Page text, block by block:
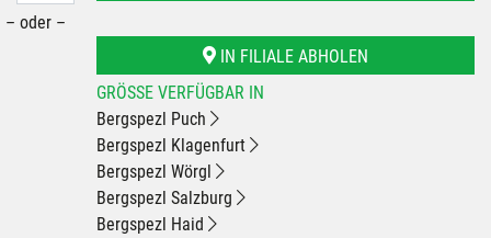
– oder –
IN FILIALE ABHOLEN
GRÖSSE VERFÜGBAR IN
Bergspezl Puch
Bergspezl Klagenfurt
Bergspezl Wörgl
Bergspezl Salzburg
Bergspezl Haid